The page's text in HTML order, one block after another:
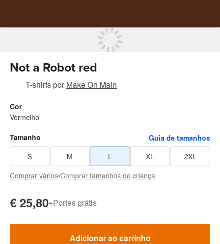
Not a Robot red
T-shirtspor Make On Main
Cor
Vermelho
Tamanho
Guia de tamanhos
S
M L XL
2XL
Comprar vários•Comprar tamanhos de criança
€ 25,80+Portes grátis
Adicionar ao carrinho